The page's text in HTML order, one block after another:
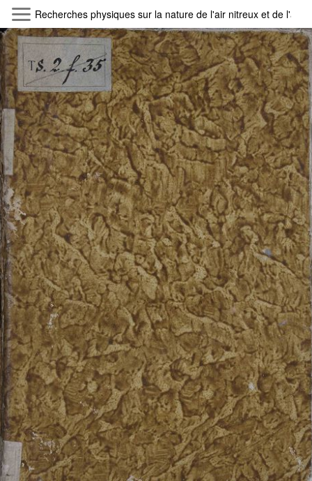
Skip to main content
Byterfly
Follow The Byterfly And Enjoy Open
Knowledge
Policy Collections Providers Exhibitions
Search Term
Recherches physiques sur la nature de l'air nitreux et de l'air